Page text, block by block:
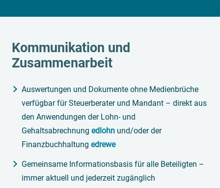
Kommunikation und
Zusammenarbeit
Auswertungen und Dokumente ohne Medienbrüche
verfügbar für Steuerberater und Mandant – direkt aus
den Anwendungen der Lohn- und
Gehaltsabrechnung edlohn und/oder der
Finanzbuchhaltung edrewe
Gemeinsame Informationsbasis für alle Beteiligten –
immer aktuell und jederzeit zugänglich